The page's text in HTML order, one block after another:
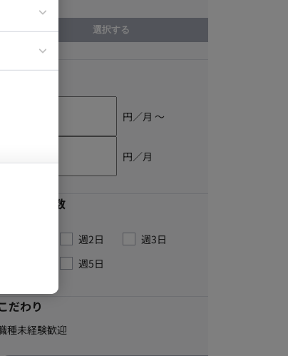
選択する
価
円／月 〜
円／月
最低稼働日数
週2日
週3日
週5日
だわり
種未経験歓迎